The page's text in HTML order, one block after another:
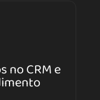
no CRM e